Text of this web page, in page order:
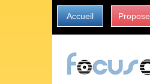
Accueil